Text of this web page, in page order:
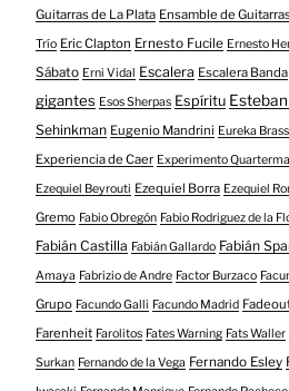
Guitarras de La Plata Ensamble de
Trío Eric Clapton Ernesto Fucile Ernesto
Sábato Erni Vidal Escalera Escalera Banda
gigantes Esos Sherpas Espíritu
Sehinkman Eugenio Mandrini Eureka
Experiencia de Caer Experimento
Ezequiel Beyrouti Ezequiel Borra Ezequiel
Gremo Fabio Obregón Fabio Rodriguez de la
Fabián Castilla Fabián Gallardo Fabián
Amaya Fabrizio de Andre Factor Burzaco
Grupo Facundo Galli Facundo Madrid
Farenheit Farolitos Fates Warning Fats Waller
Surkan Fernando de la Vega Fernando Esley